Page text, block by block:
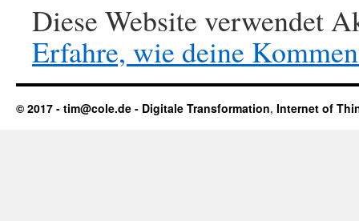
Diese Website verwendet
Erfahre, wie deine
© 2017 - tim@cole.de - Digitale Transformation, Internet of